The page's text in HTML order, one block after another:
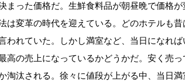
まった価格だ。生鮮食料品が朝昼晩で価格
変革の時代を迎えている。どのホテルも
われていた。しかし満室など、当日になれ
高の売上になっているかどうかだ。安く売
淘汰される。徐々に値段が上がる中、当日